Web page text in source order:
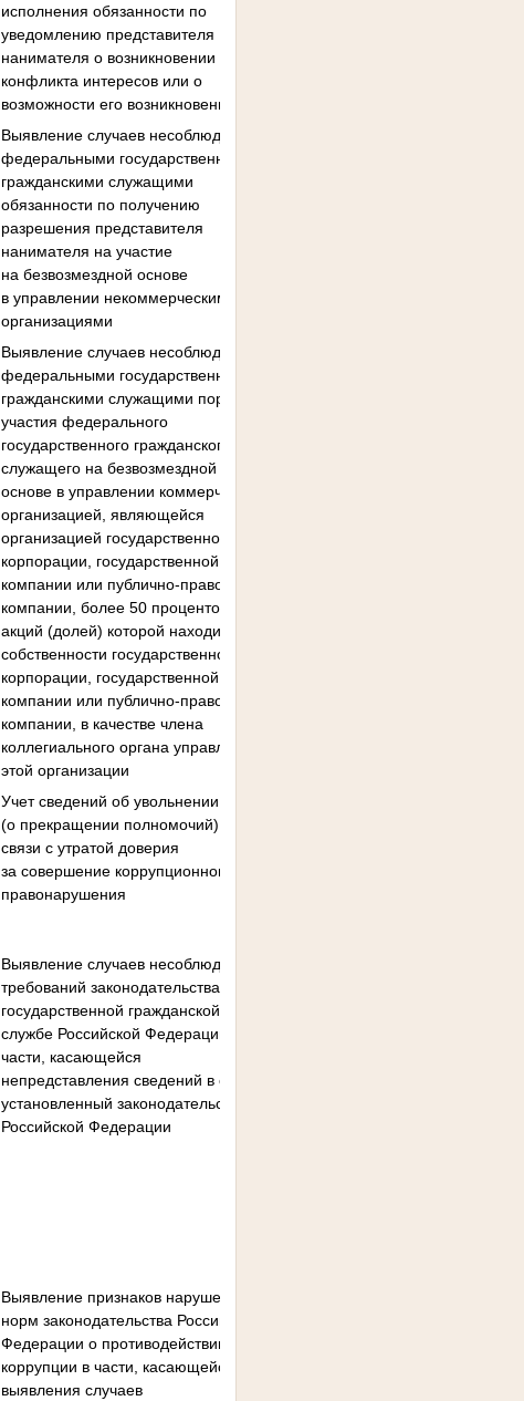
исполнения обязанности по
уведомлению представителя
нанимателя о возникновении
конфликта интересов или ‎о
возможности его возникновения
Выявление случаев несоблюдения
федеральными государственными
гражданскими служащими
обязанности по получению
разрешения представителя
нанимателя на участие
‎на безвозмездной основе
‎в управлении некоммерческими
организациями
Выявление случаев несоблюдения
федеральными государственными
гражданскими служащими порядка
участия федерального
государственного гражданского
служащего на безвозмездной
основе в управлении коммерческой
организацией, являющейся
организацией государственной
корпорации, государственной
компании или публично-правовой
компании, более 50 процентов
акций (долей) которой находится в
собственности государственной
корпорации, государственной
компании или публично-правовой
компании, в качестве члена
коллегиального органа управления
этой организации
Учет сведений об увольнении
‎(о прекращении полномочий) лиц в
связи с утратой доверия
‎за совершение коррупционного
правонарушения
Выявление случаев несоблюдения
требований законодательства о
государственной гражданской
службе Российской Федерации в
части, касающейся
непредставления сведений в срок,
установленный законодательством
Российской Федерации
Выявление признаков нарушения
норм законодательства Российской
Федерации о противодействии
коррупции в части, касающейся
выявления случаев